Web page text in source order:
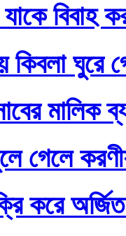
কিবলা ঘুরে
মালিক
গেলে
করে